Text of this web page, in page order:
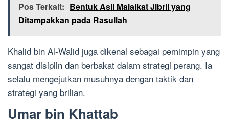
Pos Terkait: Bentuk Asli Malaikat Jibril yang
Ditampakkan pada Rasullah
Khalid bin Al-Walid juga dikenal sebagai pemimpin yang
sangat disiplin dan berbakat dalam strategi perang. Ia
selalu mengejutkan musuhnya dengan taktik dan
strategi yang brilian.
Umar bin Khattab